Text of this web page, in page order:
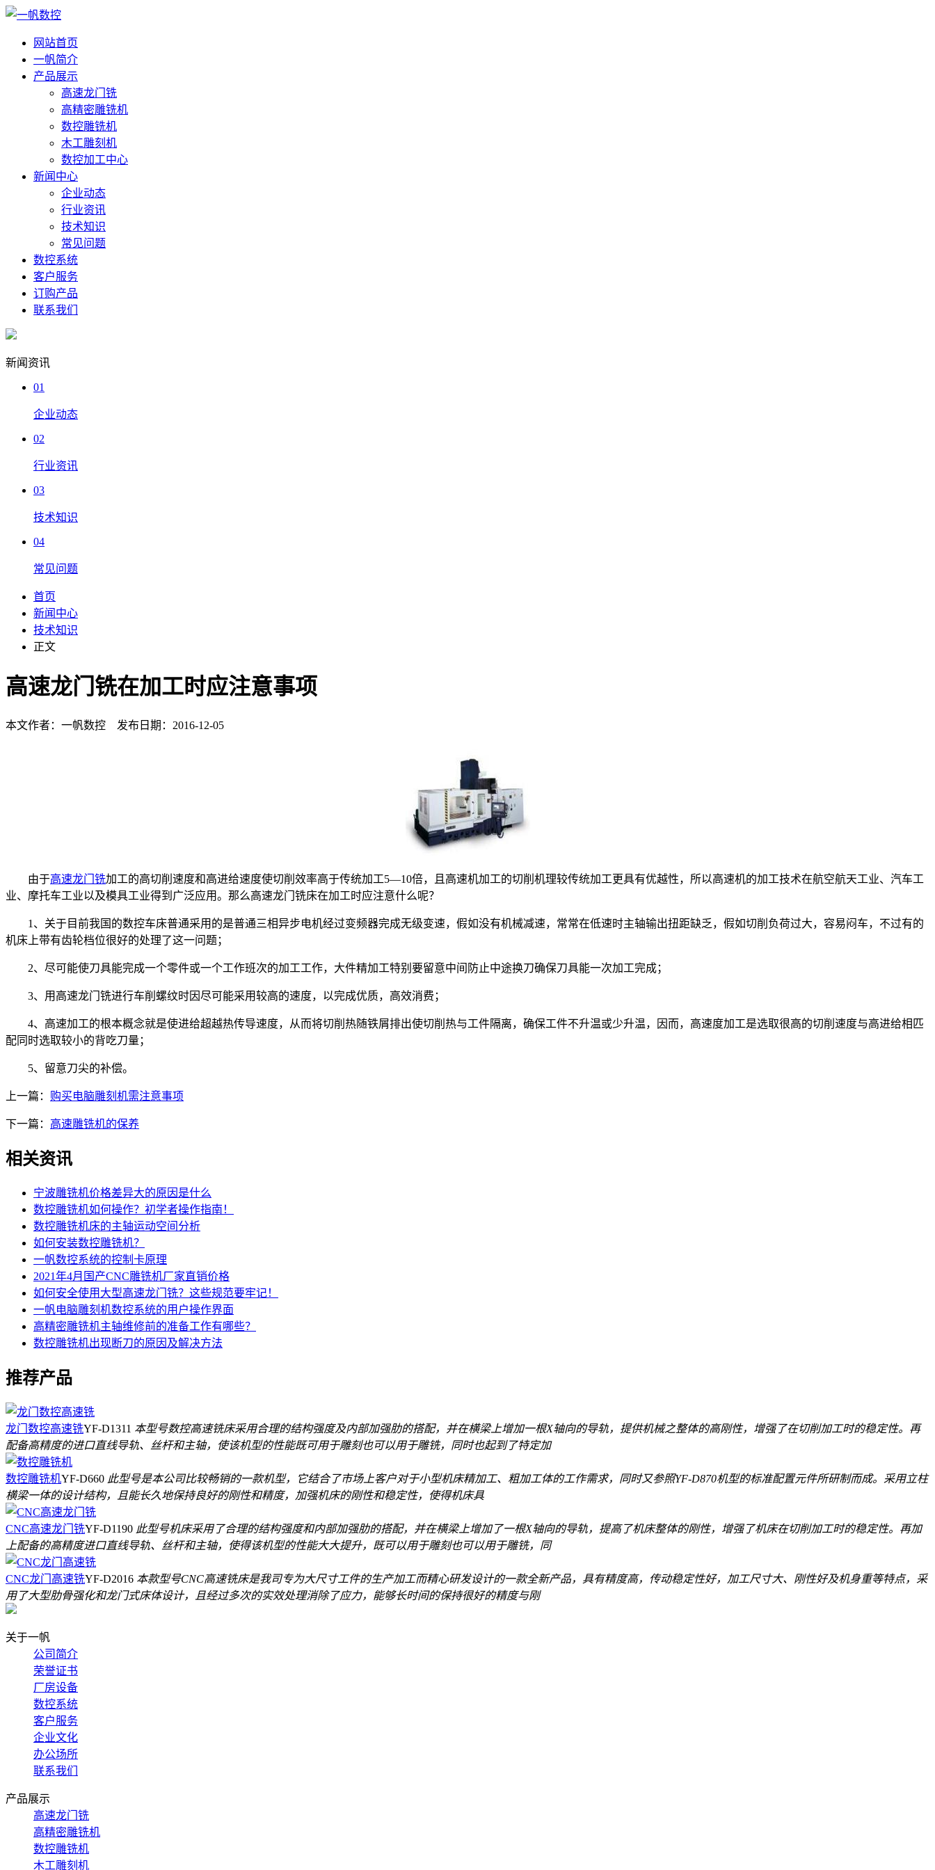
网站首页
一帆简介
产品展示
高速龙门铣
高精密雕铣机
数控雕铣机
木工雕刻机
数控加工中心
新闻中心
企业动态
行业资讯
技术知识
常见问题
数控系统
客户服务
订购产品
联系我们
新闻资讯
01
企业动态
02
行业资讯
03
技术知识
04
常见问题
首页
新闻中心
技术知识
正文
高速龙门铣在加工时应注意事项
本文作者：一帆数控 发布日期：2016-12-05
由于高速龙门铣加工的高切削速度和高进给速度使切削效率高于传统加工5—10倍，且高速机加工的切削机理较传统加工更具有优越性，所以高速机的加工技术在航空航天工业、汽车工
业、摩托车工业以及模具工业得到广泛应用。那么高速龙门铣床在加工时应注意什么呢？
1、关于目前我国的数控车床普通采用的是普通三相异步电机经过变频器完成无级变速，假如没有机械减速，常常在低速时主轴输出扭距缺乏，假如切削负荷过大，容易闷车，不过有的
机床上带有齿轮档位很好的处理了这一问题；
2、尽可能使刀具能完成一个零件或一个工作班次的加工工作，大件精加工特别要留意中间防止中途换刀确保刀具能一次加工完成；
3、用高速龙门铣进行车削螺纹时因尽可能采用较高的速度，以完成优质，高效消费；
4、高速加工的根本概念就是使进给超越热传导速度，从而将切削热随铁屑排出使切削热与工件隔离，确保工件不升温或少升温，因而，高速度加工是选取很高的切削速度与高进给相匹
配同时选取较小的背吃刀量；
5、留意刀尖的补偿。
上一篇： 购买电脑雕刻机需注意事项
下一篇： 高速雕铣机的保养
相关资讯
宁波雕铣机价格差异大的原因是什么
数控雕铣机如何操作？初学者操作指南！
数控雕铣机床的主轴运动空间分析
如何安装数控雕铣机？
一帆数控系统的控制卡原理
2021年4月国产CNC雕铣机厂家直销价格
如何安全使用大型高速龙门铣？这些规范要牢记！
一帆电脑雕刻机数控系统的用户操作界面
高精密雕铣机主轴维修前的准备工作有哪些？
数控雕铣机出现断刀的原因及解决方法
推荐产品
龙门数控高速铣YF-D1311 本型号数控高速铣床采用合理的结构强度及内部加强肋的搭配，并在横梁上增加一根X轴向的导轨，提供机械之整体的高刚性，增强了在切削加工时的稳定性。再
配备高精度的进口直线导轨、丝杆和主轴，使该机型的性能既可用于雕刻也可以用于雕铣，同时也起到了特定加
数控雕铣机YF-D660 此型号是本公司比较畅销的一款机型，它结合了市场上客户对于小型机床精加工、粗加工体的工作需求，同时又参照YF-D870机型的标准配置元件所研制而成。采用立柱
横梁一体的设计结构，且能长久地保持良好的刚性和精度，加强机床的刚性和稳定性，使得机床具
CNC高速龙门铣YF-D1190 此型号机床采用了合理的结构强度和内部加强肋的搭配，并在横梁上增加了一根X轴向的导轨，提高了机床整体的刚性，增强了机床在切削加工时的稳定性。再加
上配备的高精度进口直线导轨、丝杆和主轴，使得该机型的性能大大提升，既可以用于雕刻也可以用于雕铣，同
CNC龙门高速铣YF-D2016 本款型号CNC高速铣床是我司专为大尺寸工件的生产加工而精心研发设计的一款全新产品，具有精度高，传动稳定性好，加工尺寸大、刚性好及机身重等特点，采
用了大型肋骨强化和龙门式床体设计，且经过多次的实效处理消除了应力，能够长时间的保持很好的精度与刚
关于一帆
公司简介
荣誉证书
厂房设备
数控系统
客户服务
企业文化
办公场所
联系我们
产品展示
高速龙门铣
高精密雕铣机
数控雕铣机
木工雕刻机